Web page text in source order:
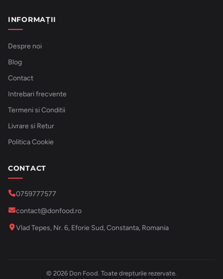
INFORMAȚII
Despre noi
Blog
Contact
Intrebari frecvente
Termeni si Conditii
Livrare si Retur
Politica Cookie
CONTACT
0759777577
contact@donfood.ro
Vlad Tepes, Nr. 6, Eforie Sud, Constanta, Romania
© 2026 Don Food. Toate drepturile rezervate.